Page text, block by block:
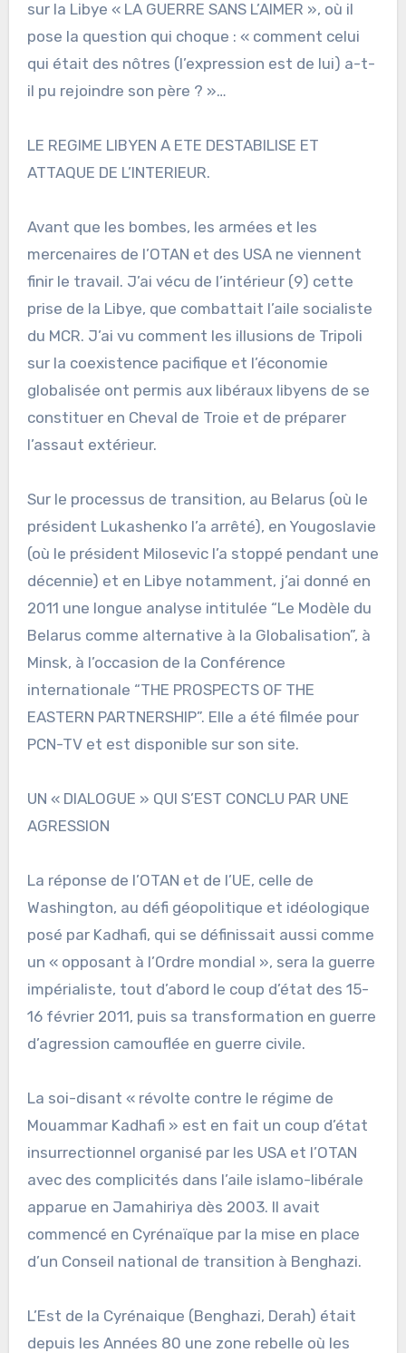
sur la Libye « LA GUERRE SANS L’AIMER », où il
pose la question qui choque : « comment celui
qui était des nôtres (l’expression est de lui) a-t-
il pu rejoindre son père ? »…
LE REGIME LIBYEN A ETE DESTABILISE ET
ATTAQUE DE L’INTERIEUR.
Avant que les bombes, les armées et les
mercenaires de l’OTAN et des USA ne viennent
finir le travail. J’ai vécu de l’intérieur (9) cette
prise de la Libye, que combattait l’aile socialiste
du MCR. J’ai vu comment les illusions de Tripoli
sur la coexistence pacifique et l’économie
globalisée ont permis aux libéraux libyens de se
constituer en Cheval de Troie et de préparer
l’assaut extérieur.
Sur le processus de transition, au Belarus (où le
président Lukashenko l’a arrêté), en Yougoslavie
(où le président Milosevic l’a stoppé pendant une
décennie) et en Libye notamment, j’ai donné en
2011 une longue analyse intitulée “Le Modèle du
Belarus comme alternative à la Globalisation”, à
Minsk, à l’occasion de la Conférence
internationale “THE PROSPECTS OF THE
EASTERN PARTNERSHIP”. Elle a été filmée pour
PCN-TV et est disponible sur son site.
UN « DIALOGUE » QUI S’EST CONCLU PAR UNE
AGRESSION
La réponse de l’OTAN et de l’UE, celle de
Washington, au défi géopolitique et idéologique
posé par Kadhafi, qui se définissait aussi comme
un « opposant à l’Ordre mondial », sera la guerre
impérialiste, tout d’abord le coup d’état des 15-
16 février 2011, puis sa transformation en guerre
d’agression camouflée en guerre civile.
La soi-disant « révolte contre le régime de
Mouammar Kadhafi » est en fait un coup d’état
insurrectionnel organisé par les USA et l’OTAN
avec des complicités dans l’aile islamo-libérale
apparue en Jamahiriya dès 2003. Il avait
commencé en Cyrénaïque par la mise en place
d’un Conseil national de transition à Benghazi.
L’Est de la Cyrénaique (Benghazi, Derah) était
depuis les Années 80 une zone rebelle où les